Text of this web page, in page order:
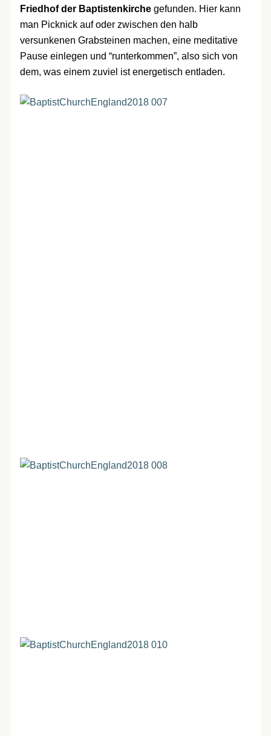
Friedhof der Baptistenkirchegefunden. Hier kann
man Picknick auf oder zwischen den halb
versunkenen Grabsteinen machen, eine meditative
Pause einlegen und “runterkommen”, also sich von
dem, was einem zuviel ist energetisch entladen.